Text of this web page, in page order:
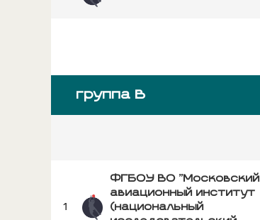
группа B
1
ФГБОУ ВО "Московский
авиационный институт
(национальный